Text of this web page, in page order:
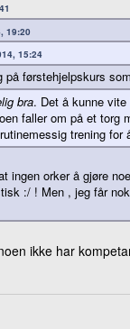
19:20
15:24
på førstehjelpskurs
bra. Det å kunne
faller om på et torg
trening for
ingen orker å gjøre
:/ ! Men , jeg får
ikke har